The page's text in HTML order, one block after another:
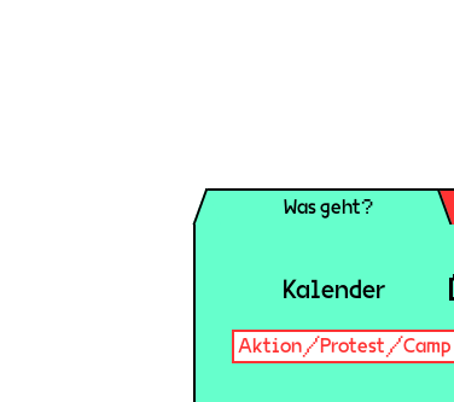
Was geht?
Kalender
Aktion/Protest/Camp